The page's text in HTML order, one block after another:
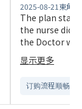
2025-08-21 東角
The plan
the nurse did not
the Doctor
conducted,
in the internet
from the
customer.
显示更多
订购流程顺畅